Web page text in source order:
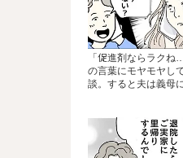
「促進剤ならラクね
の言葉にモヤモヤし
談。すると夫は義母